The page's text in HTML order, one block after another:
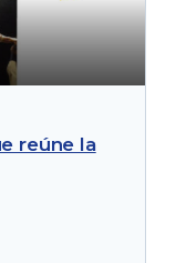
reúne la